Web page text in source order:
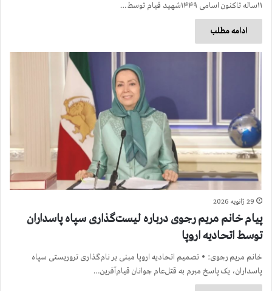
۱۱ساله تاکنون اسامی ۱۴۴۹شهید قیام توسط…
ادامه مطلب
29 ژانویه 2026
پیام خانم مریم رجوی درباره لیست‌گذاری سپاه پاسداران
توسط اتحادیه اروپا
خانم مریم رجوی: • تصمیم اتحادیه اروپا مبنی بر نام‌گذاری تروریستی سپاه
پاسداران، یک پاسخ مبرم به قتل‌عام جوانان قیام‌آفرین…